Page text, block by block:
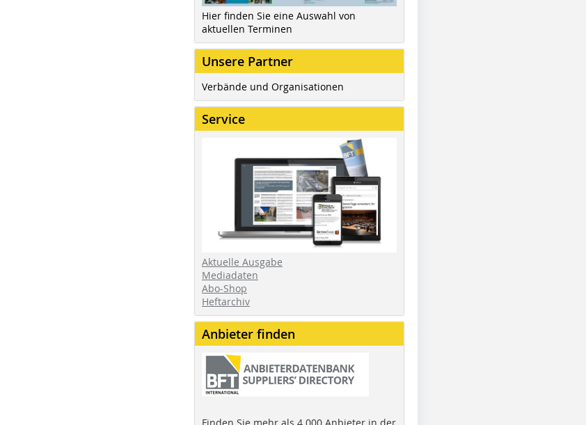
Hier finden Sie eine Auswahl von
aktuellen Terminen
Unsere Partner
Verbände und Organisationen
Service
Aktuelle Ausgabe
Mediadaten
Abo-Shop
Heftarchiv
Anbieter finden